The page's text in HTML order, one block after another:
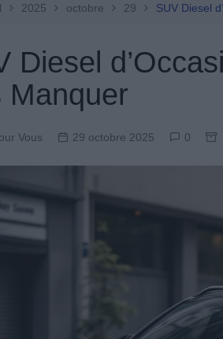
Automobile
Boutique
2025 octobre 29 SUV Diesel
Diesel
Manquer
Vous 29 octobre 2025 0